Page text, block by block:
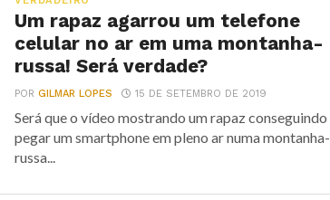
Um rapaz agarrou um telefone
celular no ar em uma montanha-
russa! Será verdade?
PORGILMAR LOPES 15 DE SETEMBRO DE 2019
Será que o vídeo mostrando um rapaz conseguindo
pegar um smartphone em pleno ar numa montanha-
russa...